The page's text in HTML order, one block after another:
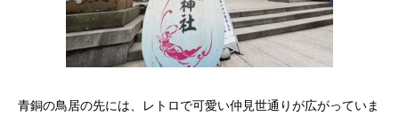
​青銅の鳥居の先には、レトロで可愛い仲見世通りが広がっていま